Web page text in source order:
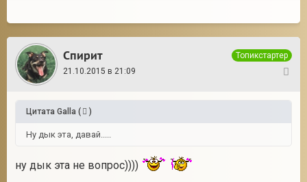
Спирит
Топикстартер
21.10.2015 в 21:09
Цитата Galla ( )
Ну дык эта, давай.....
ну дык эта не вопрос))))